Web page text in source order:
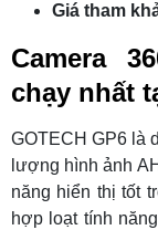
Giá tham
Camera
chạy nhất
GOTECH GP6 là
lượng hình ảnh
năng hiển thị tốt
hợp loạt tính